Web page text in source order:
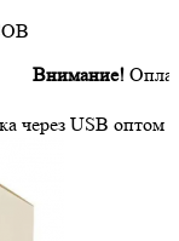
Оплата
через USB оптом